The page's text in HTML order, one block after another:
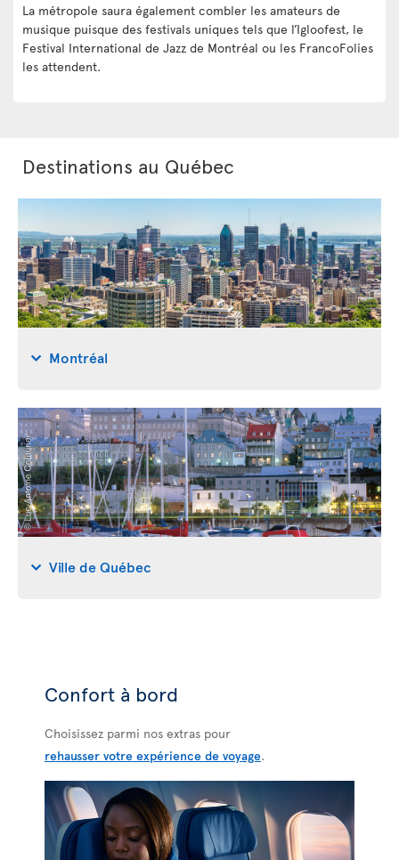
La métropole saura également combler les amateurs de
musique puisque des festivals uniques tels que l’Igloofest, le
Festival International de Jazz de Montréal ou les FrancoFolies
les attendent.
Destinations au Québec
Montréal
Ville de Québec
Confort à bord
Choisissez parmi nos extras pour
rehausser votre expérience de voyage.